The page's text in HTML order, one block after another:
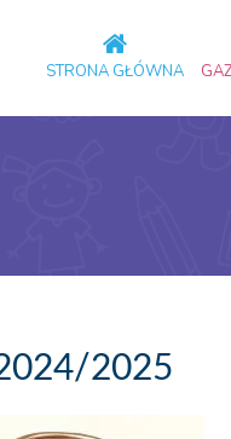
STRONA GŁÓWNA
2025